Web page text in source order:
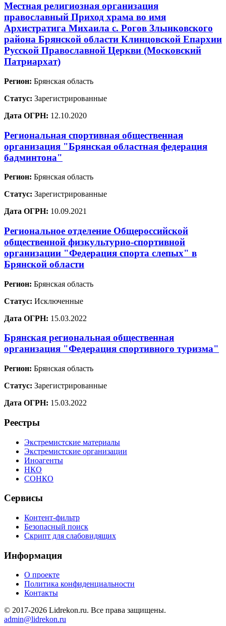
Местная религиозная организация
православный Приход храма во имя
Архистратига Михаила с. Рогов Злынковского
района Брянской области Клинцовской Епархии
Русской Православной Церкви (Московский
Патриархат)
Регион: Брянская область
Статус: Зарегистрированные
Дата ОГРН: 12.10.2020
Региональная спортивная общественная
организация "Брянская областная федерация
бадминтона"
Регион: Брянская область
Статус: Зарегистрированные
Дата ОГРН: 10.09.2021
Региональное отделение Общероссийской
общественной физкультурно-спортивной
организации "Федерация спорта слепых" в
Брянской области
Регион: Брянская область
Статус: Исключенные
Дата ОГРН: 15.03.2022
Брянская региональная общественная
организация "Федерация спортивного туризма"
Регион: Брянская область
Статус: Зарегистрированные
Дата ОГРН: 15.03.2022
Реестры
Экстремистские материалы
Экстремистские организации
Иноагенты
НКО
СОНКО
Сервисы
Контент-фильтр
Безопасный поиск
Скрипт для слабовидящих
Информация
О проекте
Политика конфиденциальности
Контакты
© 2017-2026 Lidrekon.ru. Все права защищены.
admin@lidrekon.ru